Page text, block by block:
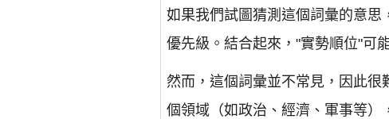
如果我們試圖猜測這個詞彙的意
優先級。結合起來，"實勢順位"可
然而，這個詞彙並不常見，因此
個領域（如政治、經濟、軍事等）